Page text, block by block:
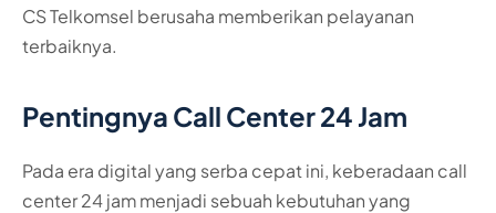
CS Telkomsel berusaha memberikan pelayanan
terbaiknya.
Pentingnya Call Center 24 Jam
Pada era digital yang serba cepat ini, keberadaan call
center 24 jam menjadi sebuah kebutuhan yang